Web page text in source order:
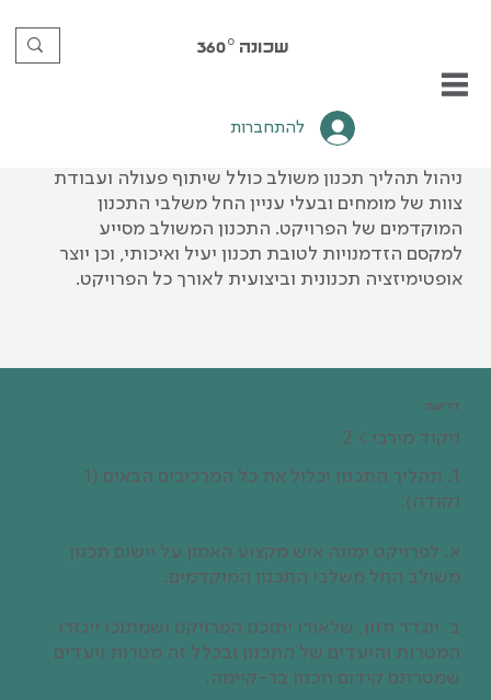
שכונה 360°
להתחברות
ניהול תהליך תכנון משולב כולל שיתוף פעולה ועבודת
צוות של מומחים ובעלי עניין החל משלבי התכנון
המוקדמים של הפרויקט. התכנון המשולב מסייע
למקסם הזדמנויות לטובת תכנון יעיל ואיכותי, וכן יוצר
אופטימיזציה תכנונית וביצועית לאורך כל הפרויקט.
דרישה
ניקוד‭ ‬מירבי > 2
1. תהליך התכנון יכלול את כל המרכיבים הבאים (1
נקודה):
א. לפרויקט ימונה איש מקצוע האמון על יישום תכנון
משולב החל משלבי התכנון המוקדמים.
ב. יוגדר חזון, שלאורו יתוכנן הפרויקט ושמתוכו ייגזרו
המטרות והיעדים של התכנון ובכלל זה מטרות ויעדים
שמטרתם קידום תכנון בר-קיימה.